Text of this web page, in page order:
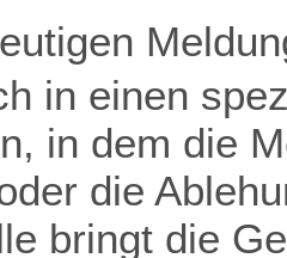
in einen
in dem die
die
bringt die